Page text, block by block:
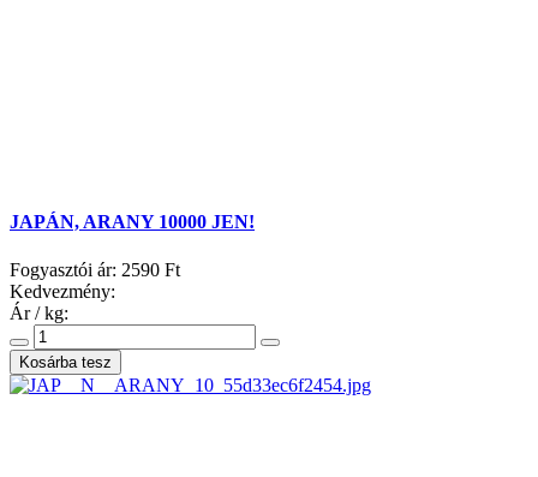
JAPÁN, ARANY 10000 JEN!
Fogyasztói ár: 2590 Ft
Kedvezmény:
Ár / kg: